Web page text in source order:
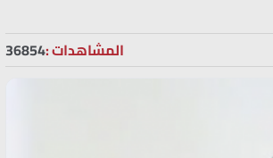
المشاهدات :36854